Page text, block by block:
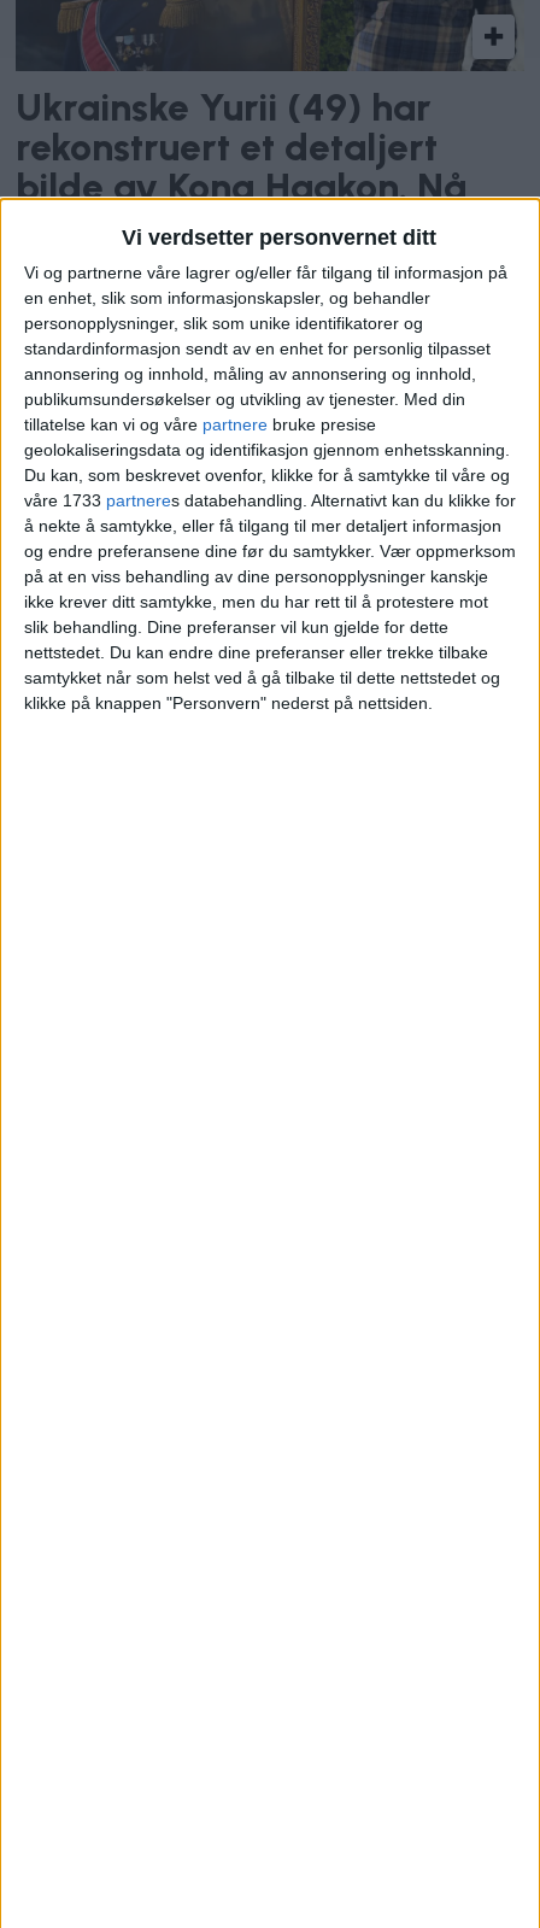
Vi verdsetter personvernet ditt
Vi og partnerne våre lagrer og/eller får tilgang til informasjon på
en enhet, slik som informasjonskapsler, og behandler
personopplysninger, slik som unike identifikatorer og
standardinformasjon sendt av en enhet for personlig tilpasset
annonsering og innhold, måling av annonsering og innhold,
publikumsundersøkelser og utvikling av tjenester. Med din
tillatelse kan vi og våre partnere bruke presise
geolokaliseringsdata og identifikasjon gjennom enhetsskanning.
Du kan, som beskrevet ovenfor, klikke for å samtykke til våre og
våre 1733 partneres databehandling. Alternativt kan du klikke for
å nekte å samtykke, eller få tilgang til mer detaljert informasjon
og endre preferansene dine før du samtykker. Vær oppmerksom
på at en viss behandling av dine personopplysninger kanskje
ikke krever ditt samtykke, men du har rett til å protestere mot
slik behandling. Dine preferanser vil kun gjelde for dette
nettstedet. Du kan endre dine preferanser eller trekke tilbake
samtykket når som helst ved å gå tilbake til dette nettstedet og
klikke på knappen "Personvern" nederst på nettsiden.
Ukrainske Yurii (49) har
rekonstruert et detaljert
bilde av Kong Haakon. Nå
ønsker han å overrekke det
til kongefamilien
BUNAD 17. MAI YR
VÆR
NASJONALDAGEN
NYHET